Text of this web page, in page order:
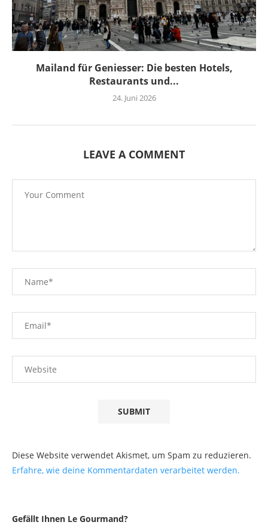
Mailand für Geniesser: Die besten Hotels,
Restaurants und...
24. Juni 2026
LEAVE A COMMENT
Diese Website verwendet Akismet, um Spam zu reduzieren.
Erfahre, wie deine Kommentardaten verarbeitet werden.
Gefällt Ihnen Le Gourmand?